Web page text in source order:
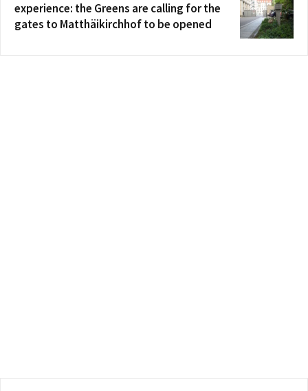
experience: the Greens are calling for the
gates to Matthäikirchhof to be opened